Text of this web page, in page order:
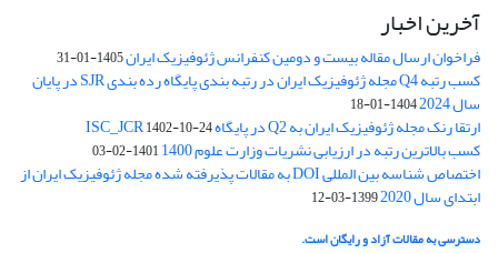
آخرین اخبار
فراخوان ارسال مقاله بیست و دومین کنفرانس ژئوفیزیک ایران1405-01-31
کسب رتبه Q4 مجله ژئوفیزیک ایران در رتبه بندی پایگاه رده بندی SJR در پایان
سال 2024 1404-01-18
ارتقا رنک مجله ژئوفیزیک ایران به Q2 در پایگاه ISC_JCR 1402-10-24
کسب بالاترین رتبه در ارزیابی نشریات وزارت علوم 1400 1401-02-03
اختصاص شناسه بین المللی DOI به مقالات پذیرفته شده مجله ژئوفیزیک ایران از
ابتدای سال 2020 1399-03-12
دسترسی به مقالات آزاد و رایگان است.